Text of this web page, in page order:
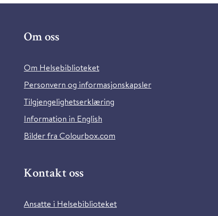
Om oss
Om Helsebiblioteket
Personvern og informasjonskapsler
Tilgjengelighetserklæring
Information in English
Bilder fra Colourbox.com
Kontakt oss
Ansatte i Helsebiblioteket